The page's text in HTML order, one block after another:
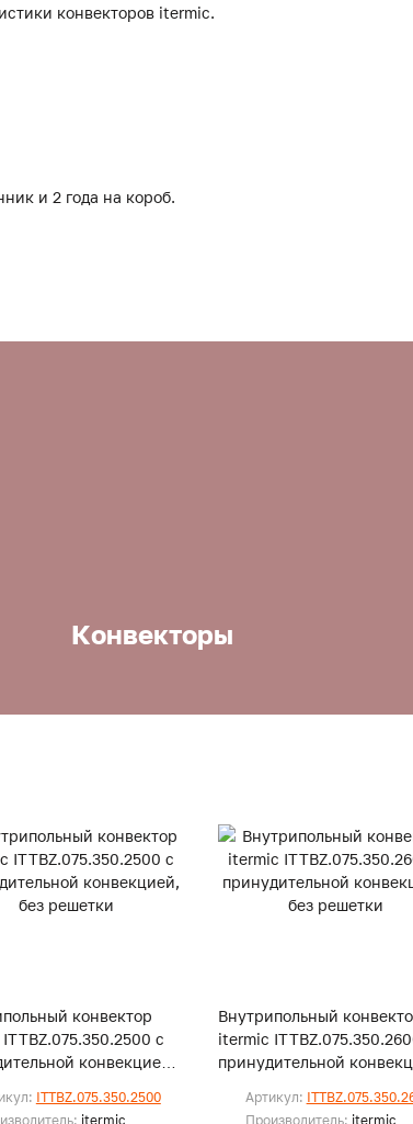
конвекторов itermic.
и 2 года на короб.
Конвекторы
конвектор
с
конвекцией,
ITTBZ.075.350.2500
itermic
Внутрипольный
itermic
принудительной
Артикул:
Производитель: itermic